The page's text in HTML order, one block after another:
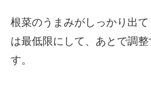
根菜のうまみがしっかり出
は最低限にして、あとで調
す。